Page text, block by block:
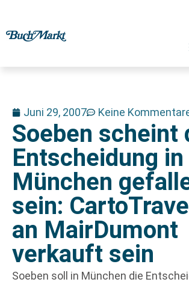
Juni 29, 2007 Keine
Soeben scheint
Entscheidung in
München
sein:
an MairDumont
verkauft sein
Soeben soll in München die